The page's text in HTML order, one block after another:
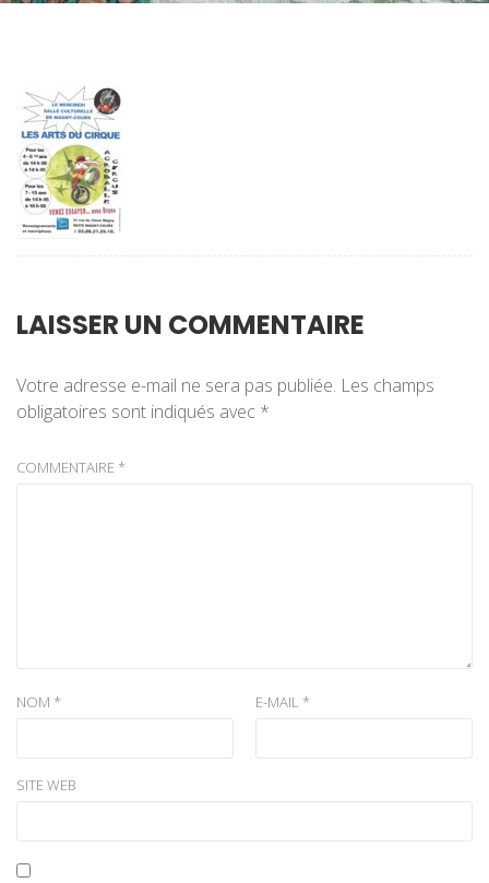
LAISSER UN COMMENTAIRE
Votre adresse e-mail ne sera pas publiée. Les champs
obligatoires sont indiqués avec *
COMMENTAIRE *
NOM * E-MAIL *
SITE WEB